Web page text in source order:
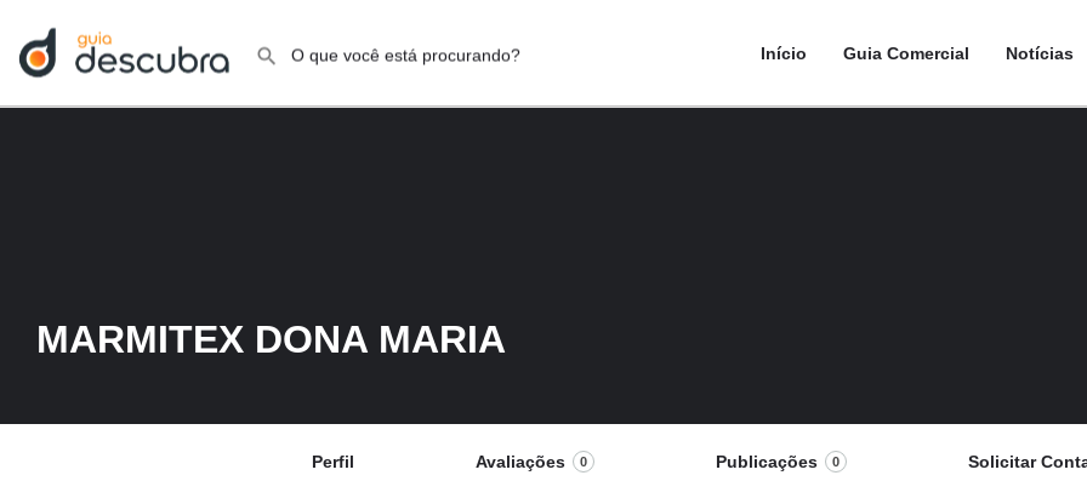
Início Guia Comercial Notícias
MARMITEX DONA MARIA
Perfil Avaliações 0 Publicações 0 Solicitar